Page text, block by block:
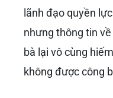
lãnh đạo quyền
nhưng thông tin
bà lại vô cùng
không được công